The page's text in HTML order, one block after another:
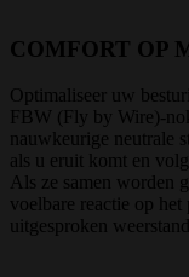
COMFORT OP
Optimaliseer uw
FBW (Fly by Wire)-
nauwkeurige neutrale
als u eruit komt en
Als ze samen worden
voelbare reactie op het
uitgesproken